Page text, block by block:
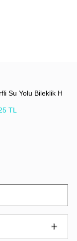
Su Yolu Bileklik H
TL